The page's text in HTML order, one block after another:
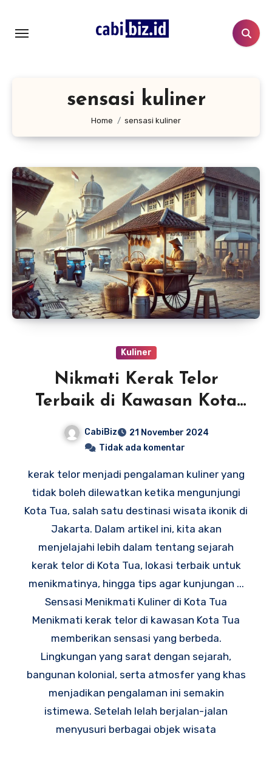
konten
sensasi kuliner
Home sensasi kuliner
Kuliner
Nikmati Kerak Telor
Terbaik di Kawasan Kota
CabiBiz
21 November 2024
Tidak ada komentar
kerak telor menjadi pengalaman kuliner yang
tidak boleh dilewatkan ketika mengunjungi
Kota Tua, salah satu destinasi wisata ikonik di
Jakarta. Dalam artikel ini, kita akan
menjelajahi lebih dalam tentang sejarah
kerak telor di Kota Tua, lokasi terbaik untuk
menikmatinya, hingga tips agar kunjungan ...
Sensasi Menikmati Kuliner di Kota Tua
Menikmati kerak telor di kawasan Kota Tua
memberikan sensasi yang berbeda.
Lingkungan yang sarat dengan sejarah,
bangunan kolonial, serta atmosfer yang khas
menjadikan pengalaman ini semakin
istimewa. Setelah lelah berjalan-jalan
menyusuri berbagai objek wisata